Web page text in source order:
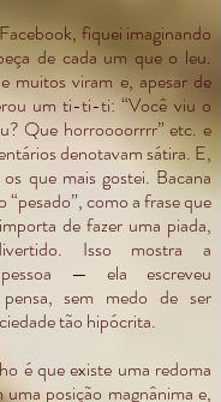
fiquei imaginando
de cada um que o leu.
muitos viram e, apesar de
um ti-ti-ti: “Você viu o
Que horroooorrrr” etc. e
denotavam sátira. E,
que mais gostei. Bacana
“pesado”, como a frase que
de fazer uma piada,
Isso mostra a
— ela escreveu
sem medo de ser
tão hipócrita.
é que existe uma redoma
posição magnânima e,